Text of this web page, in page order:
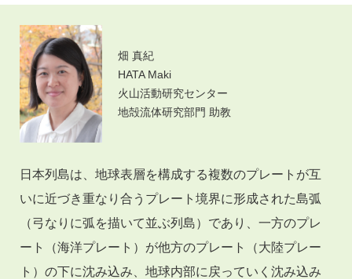
畑 真紀
HATA Maki
火山活動研究センター
地殻流体研究部門 助教
日本列島は、地球表層を構成する複数のプレートが互
いに近づき重なり合うプレート境界に形成された島弧
（弓なりに弧を描いて並ぶ列島）であり、一方のプレ
ート（海洋プレート）が他方のプレート（大陸プレー
ト）の下に沈み込み、地球内部に戻っていく沈み込み